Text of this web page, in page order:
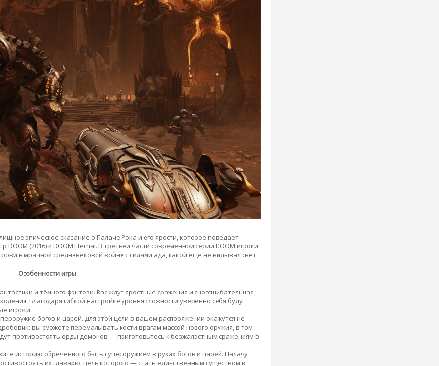
эпическое сказание о Палаче Рока и его ярости, которое поведает
(2016) и DOOM Eternal. В третьей части современной серии DOOM игроки
в мрачной средневековой войне с силами ада, какой ещё не видывал свет.
Особенности игры
и тёмного фэнтези. Вас ждут яростные сражения и сногсшибательная
Благодаря гибкой настройке уровня сложности уверенно себя будут
игроки.
богов и царей. Для этой цели в вашем распоряжении окажутся не
вы сможете перемалывать кости врагам массой нового оружия, в том
противостоять орды демонов — приготовьтесь к безжалостным сражениям в
историю обречённого быть супероружием в руках богов и царей. Палачу
их главарю, цель которого — стать единственным существом в